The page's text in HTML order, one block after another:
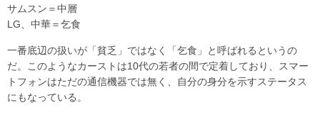
サムスン＝中層
LG、中華＝乞食
一番底辺の扱いが「貧乏」ではなく「乞食」と呼ばれるというの
だ。このようなカーストは10代の若者の間で定着しており、スマー
トフォンはただの通信機器では無く、自分の身分を示すステータス
にもなっている。